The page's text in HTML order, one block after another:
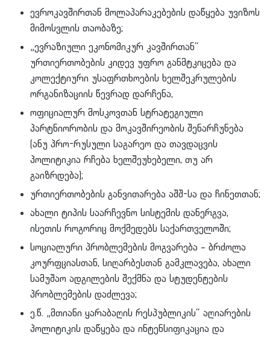
ევროკავშირთან მოლაპარაკებების დაწყება უვიზოს
მიმოსვლის თაობაზე;
„ევრაზიული ეკონომიკურ კავშირთან“
ურთიერთობების კიდევ უფრო განმტკიცება და
კოლექტიური უსაფრთხოების ხელშეკრულების
ორგანიზაციის წევრად დარჩენა,
ოფიციალურ მოსკოვთან სტრატეგიული
პარტნიორობის და მოკავშირეობის შენარჩუნება
(ანუ პრო-რუსული საგარეო და თავდაცვის
პოლიტიკია რჩება ხელშეუხებელი, თუ არ
გაიზრდება);
ურთიერთობების განვითარება აშშ-სა და ჩინეთთან;
ახალი ტიპის საარჩევნო სისტემის დანერგვა,
ისეთის როგორიც მოქმედებს საქართველოში;
სოციალური პრობლემების მოგვარება – ბრძოლა
კოურფციასთან, სიღარბესთან გამკლავება, ახალი
სამუშაო ადგილების შექმნა და სტუდენტების
პრობლემების დაძლევა;
ე.წ. „მთიანი ყარაბაღის რესპუბლიკის“ აღიარების
პოლიტიკის დაწყება და ინტენსიფიკაცია და